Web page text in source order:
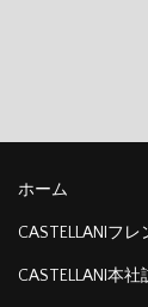
ホーム
CASTELLANIフ
CASTELLANI本社